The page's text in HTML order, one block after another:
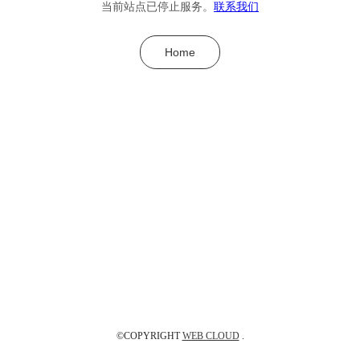
当前站点已停止服务。 联系我们
Home
©COPYRIGHTWEB CLOUD.